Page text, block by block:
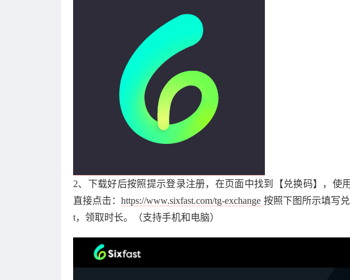
2、下载好后按照提示登录注册，在页面中找到【兑换码】，使
直接点击：https://www.sixfast.com/tg-exchange 按照下图所示填写
t，领取时长。（支持手机和电脑）